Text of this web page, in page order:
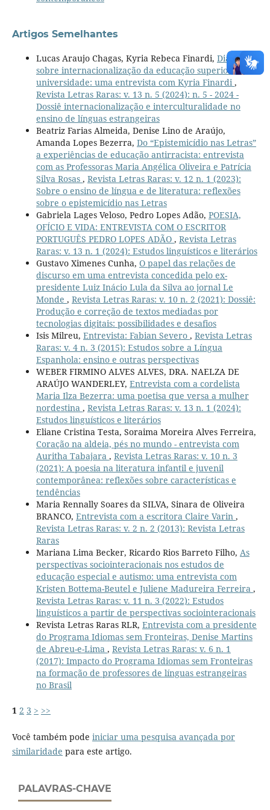
Artigos Semelhantes
Lucas Araujo Chagas, Kyria Rebeca Finardi, Diálogos
sobre internacionalização da educação superior e
universidade: uma entrevista com Kyria Finardi,
Revista Letras Raras: v. 13 n. 5 (2024): n. 5 - 2024 -
Dossiê internacionalização e interculturalidade no
ensino de línguas estrangeiras
Beatriz Farias Almeida, Denise Lino de Araújo,
Amanda Lopes Bezerra, Do “Epistemicídio nas Letras”
a experiências de educação antirracista: entrevista
com as Professoras Maria Angélica Oliveira e Patrícia
Silva Rosas , Revista Letras Raras: v. 12 n. 1 (2023):
Sobre o ensino de língua e de literatura: reflexões
sobre o epistemicídio nas Letras
Gabriela Lages Veloso, Pedro Lopes Adão, POESIA,
OFÍCIO E VIDA: ENTREVISTA COM O ESCRITOR
PORTUGUÊS PEDRO LOPES ADÃO , Revista Letras
Raras: v. 13 n. 1 (2024): Estudos linguísticos e literários
Gustavo Ximenes Cunha, O papel das relações de
discurso em uma entrevista concedida pelo ex-
presidente Luiz Inácio Lula da Silva ao jornal Le
Monde , Revista Letras Raras: v. 10 n. 2 (2021): Dossiê:
Produção e correção de textos mediadas por
tecnologias digitais: possibilidades e desafios
Isis Milreu, Entrevista: Fabian Severo , Revista Letras
Raras: v. 4 n. 3 (2015): Estudos sobre a Língua
Espanhola: ensino e outras perspectivas
WEBER FIRMINO ALVES ALVES, DRA. NAELZA DE
ARAÚJO WANDERLEY, Entrevista com a cordelista
Maria Ilza Bezerra: uma poetisa que versa a mulher
nordestina , Revista Letras Raras: v. 13 n. 1 (2024):
Estudos linguísticos e literários
Eliane Cristina Testa, Soraima Moreira Alves Ferreira,
Coração na aldeia, pés no mundo - entrevista com
Auritha Tabajara , Revista Letras Raras: v. 10 n. 3
(2021): A poesia na literatura infantil e juvenil
contemporânea: reflexões sobre características e
tendências
Maria Rennally Soares da SILVA, Sinara de Oliveira
BRANCO, Entrevista com a escritora Claire Varin ,
Revista Letras Raras: v. 2 n. 2 (2013): Revista Letras
Raras
Mariana Lima Becker, Ricardo Rios Barreto Filho, As
perspectivas sociointeracionais nos estudos de
educação especial e autismo: uma entrevista com
Kristen Bottema-Beutel e Juliene Madureira Ferreira ,
Revista Letras Raras: v. 11 n. 3 (2022): Estudos
linguísticos a partir de perspectivas sociointeracionais
Revista Letras Raras RLR, Entrevista com a presidente
do Programa Idiomas sem Fronteiras, Denise Martins
de Abreu-e-Lima , Revista Letras Raras: v. 6 n. 1
(2017): Impacto do Programa Idiomas sem Fronteiras
na formação de professores de línguas estrangeiras
no Brasil
1 2 3 > >>
Você também pode iniciar uma pesquisa avançada por
similaridade para este artigo.
PALAVRAS-CHAVE